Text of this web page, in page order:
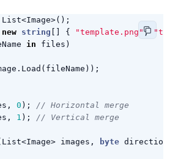
List<Image>();
new string { "template.png",
in files )
. Load ( fileName ));
, 0 );
// Horizontal merge
, 1 ); // Vertical merge
List<Image> images , byte direction